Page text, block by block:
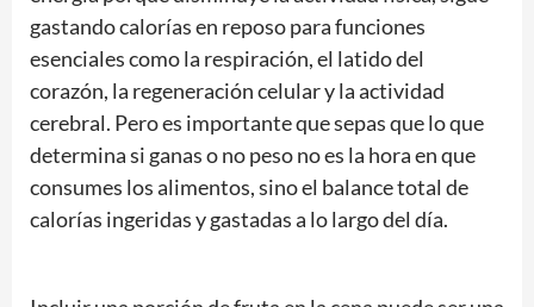
gastando calorías en reposo para funciones
esenciales como la respiración, el latido del
corazón, la regeneración celular y la actividad
cerebral. Pero es importante que sepas que lo que
determina si ganas o no peso no es la hora en que
consumes los alimentos, sino el balance total de
calorías ingeridas y gastadas a lo largo del día.